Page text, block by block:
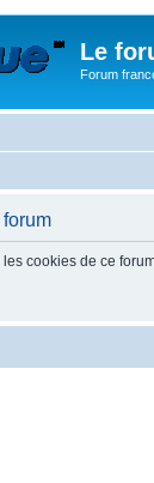
Le
Forum
cookies de ce